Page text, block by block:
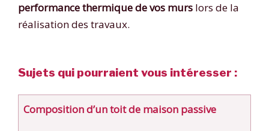
performance thermique de vos murs lors de la
réalisation des travaux.
Sujets qui pourraient vous intéresser :
Composition d’un toit de maison passive